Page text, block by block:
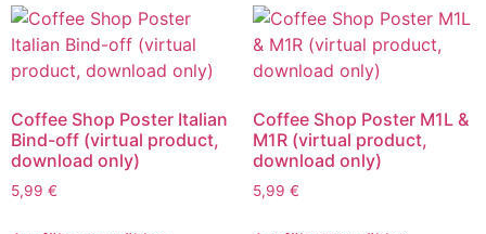
Coffee Shop Poster Italian
Bind-off (virtual product,
download only)
5,99 €
Coffee Shop Poster M1L &
M1R (virtual product,
download only)
5,99 €